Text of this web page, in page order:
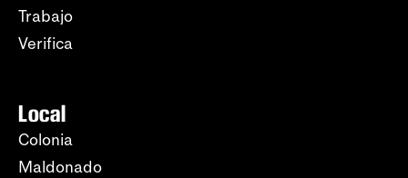
Trabajo
Verifica
Local
Colonia
Maldonado